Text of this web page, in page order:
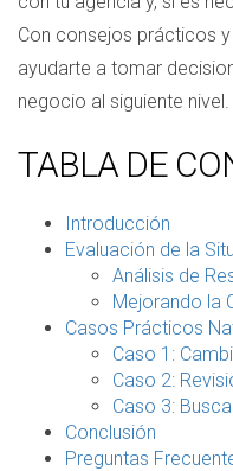
Con consejos prácticos
ayudarte a tomar
negocio al siguiente nivel.
TABLA DE
Introducción
Evaluación de la
Análisis de
Mejorando la
Casos Prácticos
Caso 1:
Caso 2:
Caso 3:
Conclusión
Preguntas